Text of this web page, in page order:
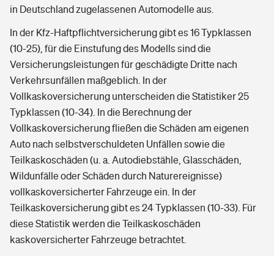
in Deutschland zugelassenen Automodelle aus.
In der Kfz-Haftpflichtversicherung gibt es 16 Typklassen
(10-25), für die Einstufung des Modells sind die
Versicherungsleistungen für geschädigte Dritte nach
Verkehrsunfällen maßgeblich. In der
Vollkaskoversicherung unterscheiden die Statistiker 25
Typklassen (10-34). In die Berechnung der
Vollkaskoversicherung fließen die Schäden am eigenen
Auto nach selbstverschuldeten Unfällen sowie die
Teilkaskoschäden (u. a. Autodiebstähle, Glasschäden,
Wildunfälle oder Schäden durch Naturereignisse)
vollkaskoversicherter Fahrzeuge ein. In der
Teilkaskoversicherung gibt es 24 Typklassen (10-33). Für
diese Statistik werden die Teilkaskoschäden
kaskoversicherter Fahrzeuge betrachtet.